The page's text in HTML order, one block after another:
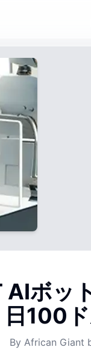
AIボッ
日100
By African Giant